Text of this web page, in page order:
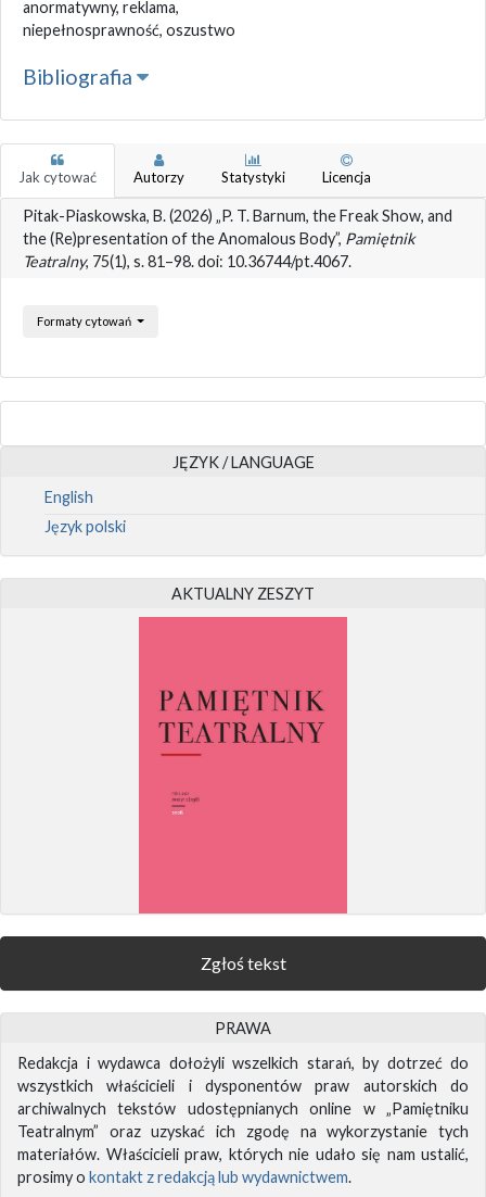
anormatywny, reklama,
niepełnosprawność, oszustwo
Bibliografia
Jak cytować Autorzy Statystyki Licencja
Pitak-Piaskowska, B. (2026) „P. T. Barnum, the Freak Show, and
the (Re)presentation of the Anomalous Body”, Pamiętnik
Teatralny, 75(1), s. 81–98. doi: 10.36744/pt.4067.
Formaty cytowań
JĘZYK / LANGUAGE
English
Język polski
AKTUALNY ZESZYT
Zgłoś tekst
PRAWA
Redakcja i wydawca dołożyli wszelkich starań, by dotrzeć do
wszystkich właścicieli i dysponentów praw autorskich do
archiwalnych tekstów udostępnianych online w „Pamiętniku
Teatralnym” oraz uzyskać ich zgodę na wykorzystanie tych
materiałów. Właścicieli praw, których nie udało się nam ustalić,
prosimy o kontakt z redakcją lub wydawnictwem.